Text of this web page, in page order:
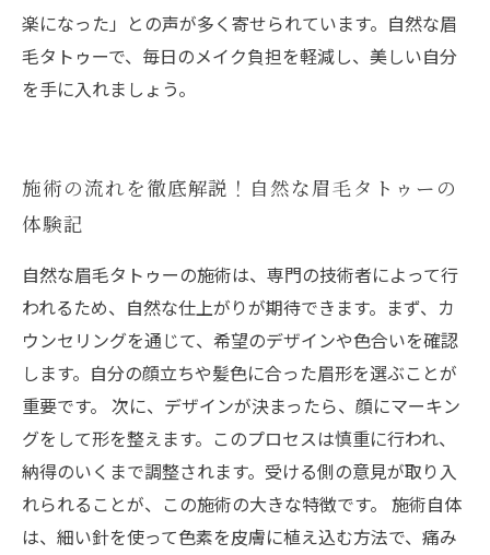
楽になった」との声が多く寄せられています。自然な眉
毛タトゥーで、毎日のメイク負担を軽減し、美しい自分
を手に入れましょう。
施術の流れを徹底解説！自然な眉毛タトゥーの
体験記
自然な眉毛タトゥーの施術は、専門の技術者によって行
われるため、自然な仕上がりが期待できます。まず、カ
ウンセリングを通じて、希望のデザインや色合いを確認
します。自分の顔立ちや髪色に合った眉形を選ぶことが
重要です。 次に、デザインが決まったら、顔にマーキン
グをして形を整えます。このプロセスは慎重に行われ、
納得のいくまで調整されます。受ける側の意見が取り入
れられることが、この施術の大きな特徴です。 施術自体
は、細い針を使って色素を皮膚に植え込む方法で、痛み